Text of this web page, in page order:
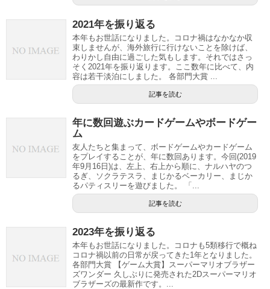
2021年を振り返る
本年もお世話になりました。コロナ禍はなかなか収
束しませんが、海外旅行に行けないことを除けば、
わりかし自由に過ごした気もします。それではさっ
そく2021年を振り返ります。ここ数年に比べて、内
容は若干淡泊にしました。 各部門大賞 ...
記事を読む
年に数回遊ぶカードゲームやボードゲー
ム
友人たちと集まって、ボードゲームやカードゲーム
をプレイすることが、年に数回あります。今回(2019
年9月16日)は、左上、右上から順に、ナルハヤのつ
るぎ、ソクラテスラ、まじかるベーカリー、まじか
るパティスリーを遊びました。 「...
記事を読む
2023年を振り返る
本年もお世話になりました。コロナも5類移行で概ね
コロナ禍以前の日常が戻ってきた1年となりました。
各部門大賞 【ゲーム大賞】スーパーマリオブラザー
ズワンダー 久しぶりに発売された2Dスーパーマリオ
ブラザーズの最新作です。...